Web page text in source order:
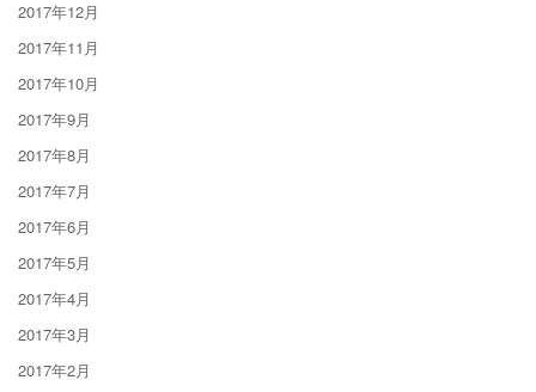
2017年12月
2017年11月
2017年10月
2017年9月
2017年8月
2017年7月
2017年6月
2017年5月
2017年4月
2017年3月
2017年2月